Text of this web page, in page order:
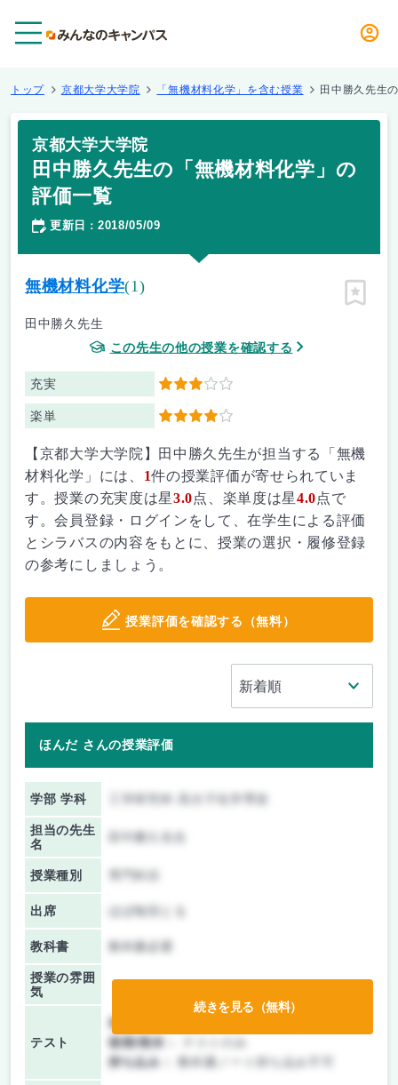
トップ 京都大学大学院 「無機材料化学」を含む授業 田中勝久先生
京都大学大学院
田中勝久先生の「無機材料化学」の
評価一覧
更新日 ： 2018/05/09
無機材料化学(1)
田中勝久先生
この先生の他の授業を確認する
充実 3
楽単 4
ピン留
【京都大学大学院】田中勝久先生が担当する「無機
材料化学」には、 1件の授業評価が寄せられていま
す。授業の充実度は星3.0点、楽単度は星4.0点で
す。会員登録・ログインをして、在学生による評価
とシラバスの内容をもとに、授業の選択・履修登録
の参考にしましょう。
授業評価を確認する（無料）
ほんだ さんの授業評価
学部 学科
担当の先生
名
田中勝久先生
授業種別
出席 ほぼ毎回とる
教科書 教科書必要
授業の雰囲
気
テスト
前期/中間：
後期/期末：
持ち込み：
教科書ノート持ち込み不可
続きを見る（無料）